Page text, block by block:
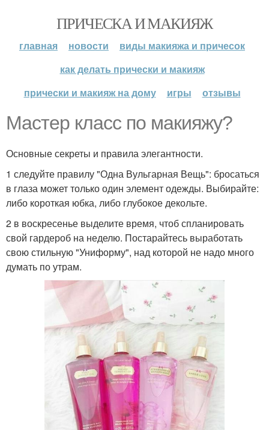
ПРИЧЕСКА И МАКИЯЖ
главная новости
виды макияжа и причесок
как делать прически и макияж
прически и макияж на дому
игры отзывы
Мастер класс по макияжу?
Основные секреты и правила элегантности.
1 следуйте правилу "Одна Вульгарная Вещь": бросаться
в глаза может только один элемент одежды. Выбирайте:
либо короткая юбка, либо глубокое декольте.
2 в воскресенье выделите время, чтоб спланировать
свой гардероб на неделю. Постарайтесь выработать
свою стильную "Униформу", над которой не надо много
думать по утрам.